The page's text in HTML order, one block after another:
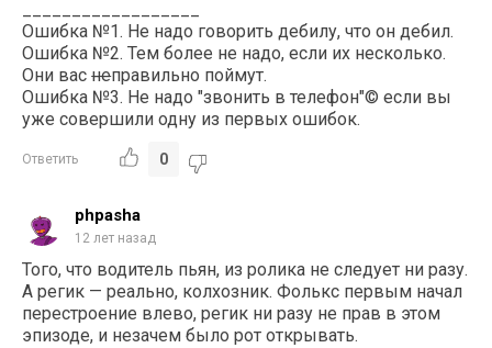
Ошибка №1. Не надо говорить дебилу, что он дебил.
Ошибка №2. Тем более не надо, если их несколько.
Они васнеправильно поймут.
Ошибка №3. Не надо "звонить в телефон"© если вы
уже совершили одну из первых ошибок.
Ответить 0
phpasha
12 лет назад
Того, что водитель пьян, из ролика не следует ни разу.
А регик — реально, колхозник. Фолькс первым начал
перестроение влево, регик ни разу не прав в этом
эпизоде, и незачем было рот открывать.